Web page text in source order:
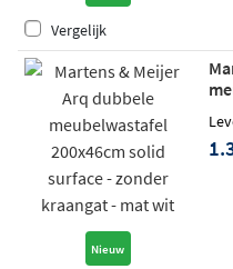
Vergelijk
Nieuw